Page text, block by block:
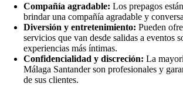
Compañía agradable: Los prepagos
brindar una compañía agradable y
Diversión y entretenimiento: Pueden
servicios que van desde salidas a eventos
experiencias más íntimas.
Confidencialidad y discreción: La
Málaga Santander son profesionales y
de sus clientes.